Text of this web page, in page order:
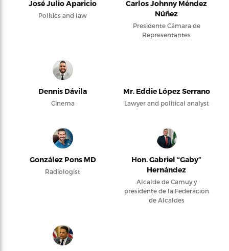
José Julio Aparicio
Politics and law
Carlos Johnny Méndez
Núñez
Presidente Cámara de
Representantes
Dennis Dávila
Cinema
Mr. Eddie López Serrano
Lawyer and political analyst
González Pons MD
Radiologist
Hon. Gabriel “Gaby”
Hernández
Alcalde de Camuy y
presidente de la Federación
de Alcaldes